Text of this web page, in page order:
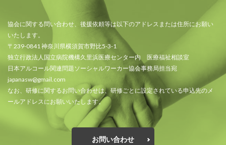
協会に関する問い合わせ、後援依頼等は以下のアドレスまたは住所にお願い
いたします。
〒239-0841 神奈川県横須賀市野比5-3-1
独立行政法人国立病院機構久里浜医療センター内 医療福祉相談室
日本アルコール関連問題ソーシャルワーカー協会事務局担当宛
japanasw@gmail.com
なお、研修に関するお問い合わせは、研修ごとに設定されている申込先のメ
ールアドレスにお願いいたします。
お問い合わせ